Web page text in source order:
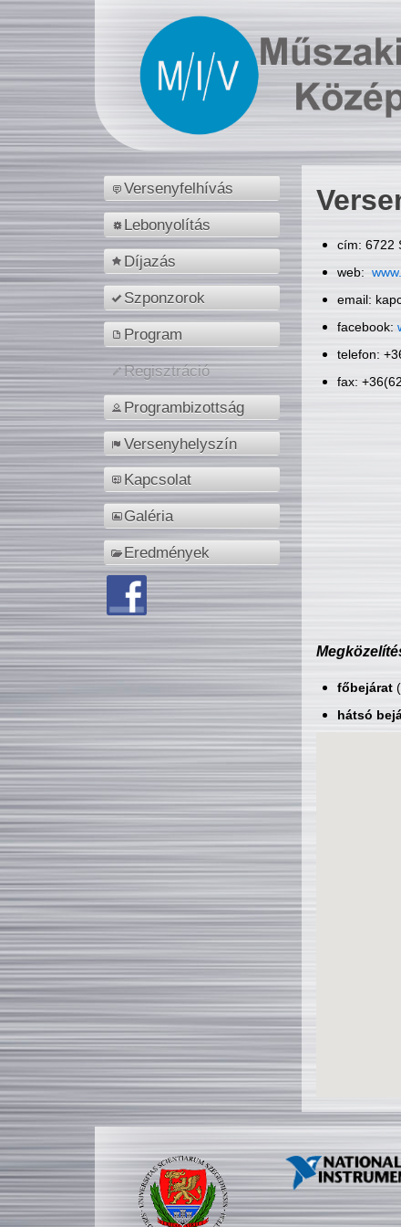
Versenyfelhívás
Lebonyolítás
Díjazás
Szponzorok
Program
Regisztráció
Programbizottság
Versenyhelyszín
Kapcsolat
Galéria
Eredmények
cím: 6722
web:
email:
facebook:
telefon:
fax:
főbejárat
hátsó